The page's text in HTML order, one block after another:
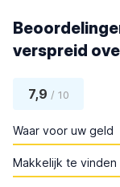
verspreid
7,9 / 10
Waar voor uw geld
Makkelijk te vinden